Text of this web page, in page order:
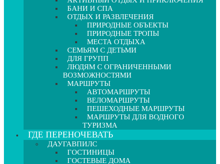
БАНИ И СПА
ОТДЫХ И РАЗВЛЕЧЕНИЯ
ПРИРОДНЫЕ ОБЪЕКТЫ
ПРИРОДНЫЕ ТРОПЫ
МЕСТА ОТДЫХА
СЕМЬЯМ С ДЕТЬМИ
ДЛЯ ГРУПП
ЛЮДЯМ С ОГРАНИЧЕННЫМИ
ВОЗМОЖНОСТЯМИ
МАРШРУТЫ
АВТОМАРШРУТЫ
ВЕЛОМАРШРУТЫ
ПЕШЕХОДНЫЕ МАРШРУТЫ
МАРШРУТЫ ДЛЯ ВОДНОГО
ТУРИЗМА
ГДЕ ПЕРЕНОЧЕВАТЬ
ДАУГАВПИЛС
ГОСТИНИЦЫ
ГОСТЕВЫЕ ДОМА